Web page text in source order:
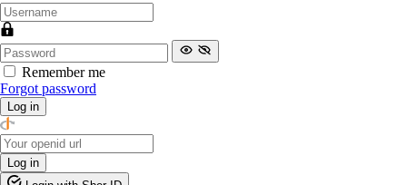
Remember me
Forgot password
Log in
Log in